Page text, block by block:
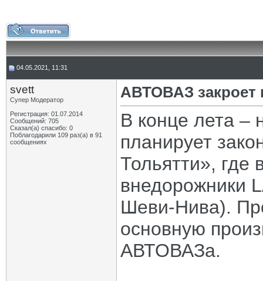
04.05.2021, 11:31
svett
Супер Модератор
Регистрация: 01.07.2014
Сообщений: 705
Сказал(а) спасибо: 0
Поблагодарили 109 раз(а) в 91
сообщениях
АВТОВАЗ закроет
В конце лета –
планирует
Тольятти», где
внедорожники
Шеви-Нива).
основную
АВТОВАЗа.